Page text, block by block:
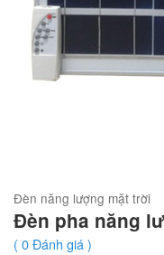
Đèn năng lượng mặt trời
Đèn pha năng
( 0Đánh giá )